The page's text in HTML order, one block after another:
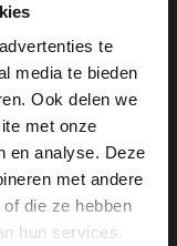
te
media te bieden
Ook delen we
met onze
en analyse. Deze
met andere
die ze hebben
hun services.